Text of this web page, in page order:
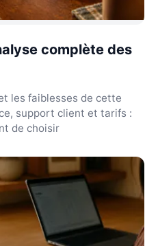
complète des
les faiblesses de cette
support client et tarifs :
de choisir